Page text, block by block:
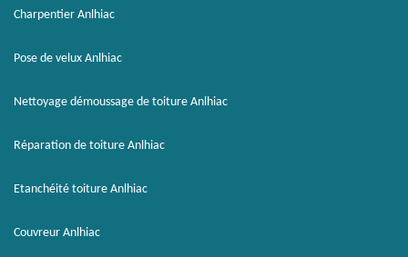
Charpentier Anlhiac
Pose de velux Anlhiac
Nettoyage démoussage de toiture Anlhiac
Réparation de toiture Anlhiac
Etanchéité toiture Anlhiac
Couvreur Anlhiac